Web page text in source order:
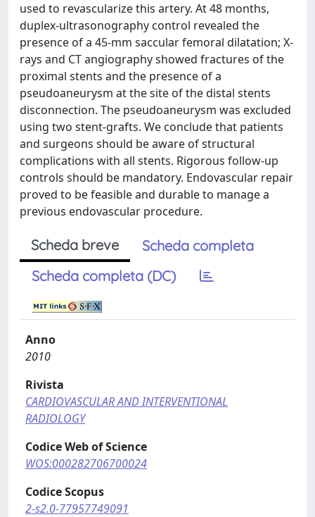
used to revascularize this artery. At 48 months,
duplex-ultrasonography control revealed the
presence of a 45-mm saccular femoral dilatation; X-
rays and CT angiography showed fractures of the
proximal stents and the presence of a
pseudoaneurysm at the site of the distal stents
disconnection. The pseudoaneurysm was excluded
using two stent-grafts. We conclude that patients
and surgeons should be aware of structural
complications with all stents. Rigorous follow-up
controls should be mandatory. Endovascular repair
proved to be feasible and durable to manage a
previous endovascular procedure.
Scheda breve
Scheda completa
Scheda completa (DC)
Anno
2010
Rivista
CARDIOVASCULAR AND INTERVENTIONAL
RADIOLOGY
Codice Web of Science
WOS:000282706700024
Codice Scopus
2-s2.0-77957749091